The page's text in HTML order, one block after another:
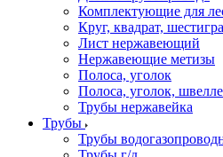
Комплектующие для
Круг, квадрат,
Лист нержавеющий
Нержавеющие метизы
Полоса, уголок
Полоса, уголок,
Трубы нержавейка
Трубы
Трубы